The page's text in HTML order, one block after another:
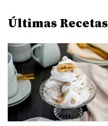
Últimas Recetas